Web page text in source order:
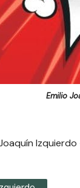
Emilio